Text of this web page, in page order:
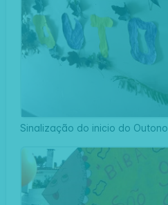
Sinalização do inicio do Outono